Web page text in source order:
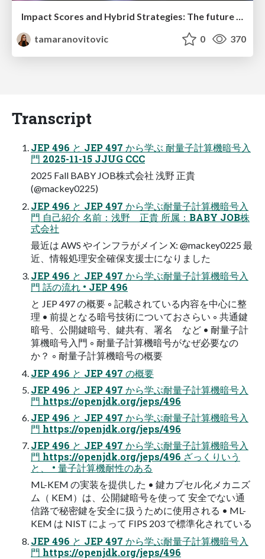
tamaranovitovic
0 370
Transcript
JEP 496 と JEP 497 から学ぶ 耐量子計算機暗号入
門 2025-11-15 JJUG CCC
2025 Fall BABY JOB株式会社 浅野 正貴
(@mackey0225)
JEP 496 と JEP 497 から学ぶ耐量子計算機暗号入
門 自己紹介 名前：浅野 正貴 所属：BABY JOB株
式会社
最近は AWS やインフラがメイン X: @mackey0225 最
近、情報処理安全確保支援士になりました
JEP 496 と JEP 497 から学ぶ耐量子計算機暗号入
門 話の流れ • JEP 496
と JEP 497 の概要 ◦ 記載されている内容を中心に整
理 • 前提となる暗号技術についておさらい ◦ 共通鍵
暗号、公開鍵暗号、鍵共有、署名 など • 耐量子計
算機暗号入門 ◦ 耐量子計算機暗号がなぜ必要なの
か？ ◦ 耐量子計算機暗号の概要
JEP 496 と JEP 497 の概要
JEP 496 と JEP 497 から学ぶ耐量子計算機暗号入
門 https://openjdk.org/jeps/496
JEP 496 と JEP 497 から学ぶ耐量子計算機暗号入
門 https://openjdk.org/jeps/496
JEP 496 と JEP 497 から学ぶ耐量子計算機暗号入
門 https://openjdk.org/jeps/496 ざっくりいう
と、 • 量子計算機耐性のある
ML-KEM の実装を提供した • 鍵カプセル化メカニズ
ム（ KEM）は、公開鍵暗号を使って 安全でない通
信路で秘密鍵を安全に扱うために使用される • ML-
KEM は NIST によって FIPS 203 で標準化されている
JEP 496 と JEP 497 から学ぶ耐量子計算機暗号入
門 https://openjdk.org/jeps/496